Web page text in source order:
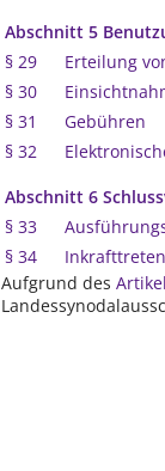
Abschnitt 5
§ 29
Erteilung
§ 30
§ 31
Gebühren
§ 32
Abschnitt 6
§ 33
§ 34
Aufgrund des